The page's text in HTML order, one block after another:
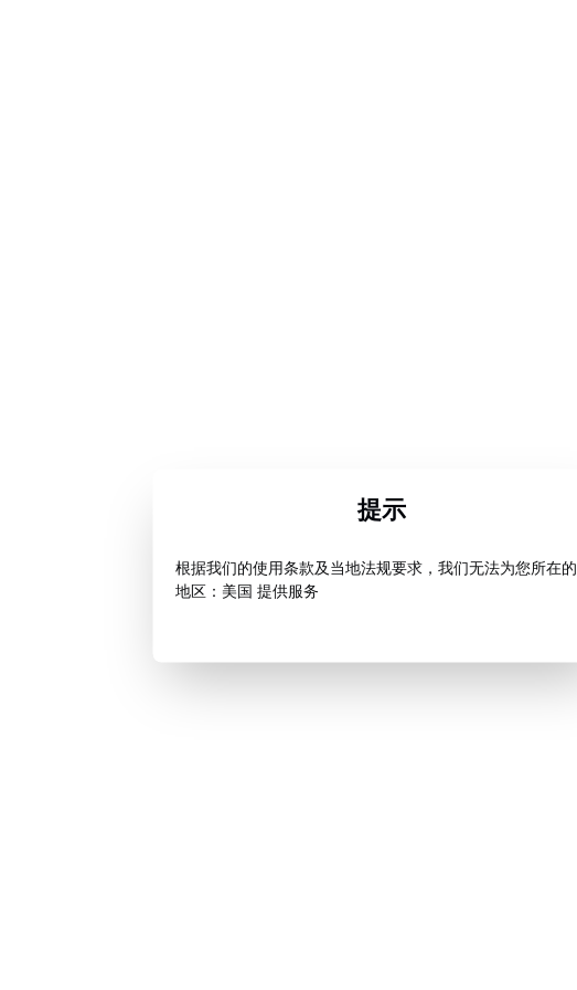
提示
根据我们的使用条款及当地法规要求，我们无法为您所在的
地区：美国 提供服务